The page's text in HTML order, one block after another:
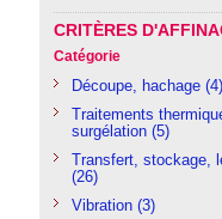
CRITÈRES
Catégorie
Découpe, hachage (4)
Traitements
surgélation (5)
Transfert, stockage,
(26)
Vibration (3)